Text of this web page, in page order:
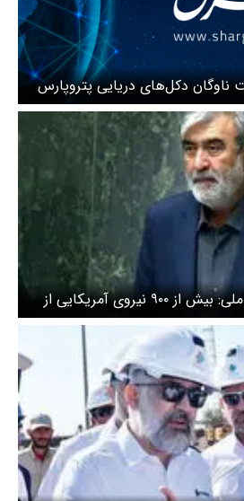
ناوگان دکل‌های دریایی پتروپارس
رئیس کمیسیون امنیت ملی: بیش از ۹۰۰ نیروی آمریکایی از
مسلح در اوج آمادگی